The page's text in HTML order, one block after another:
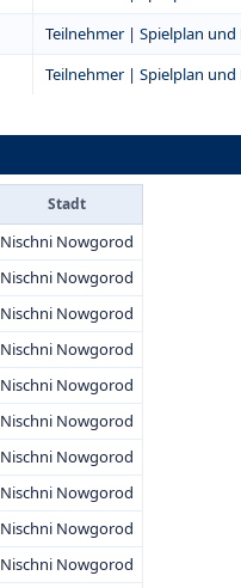
Teilnehmer| Spielplan und
Teilnehmer| Spielplan und
Stadt
Nischni Nowgorod
Nischni Nowgorod
Nischni Nowgorod
Nischni Nowgorod
Nischni Nowgorod
Nischni Nowgorod
Nischni Nowgorod
Nischni Nowgorod
Nischni Nowgorod
Nischni Nowgorod